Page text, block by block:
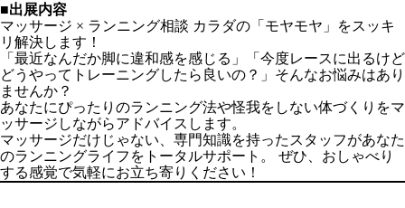
■出展内容
マッサージ × ランニング相談 カラダの「モヤモヤ」をスッキ
リ解決します！
「最近なんだか脚に違和感を感じる」「今度レースに出るけど
どうやってトレーニングしたら良いの？」そんなお悩みはあり
ませんか？
あなたにぴったりのランニング法や怪我をしない体づくりをマ
ッサージしながらアドバイスします。
マッサージだけじゃない、専門知識を持ったスタッフがあなた
のランニングライフをトータルサポート。 ぜひ、おしゃべり
する感覚で気軽にお立ち寄りください！